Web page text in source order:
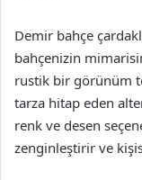
Demir bahçe
bahçenizin
rustik bir görünüm
tarza hitap eden
renk ve desen
zenginleştirir ve